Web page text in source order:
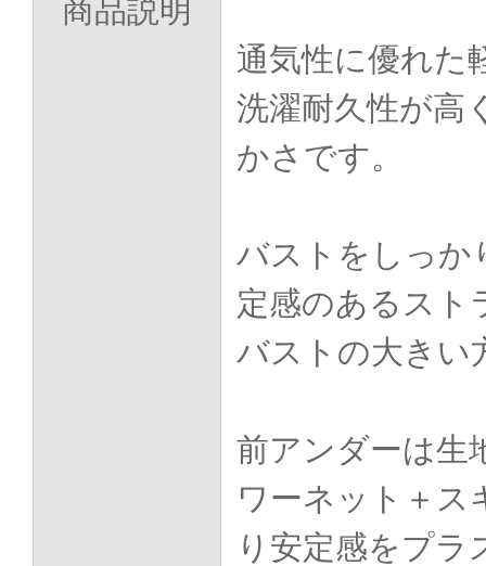
商品説明
通気性に優れた
洗濯耐久性が高
かさです。
バストをしっか
定感のあるスト
バストの大きい
前アンダーは生
ワーネット＋ス
り安定感をプラ